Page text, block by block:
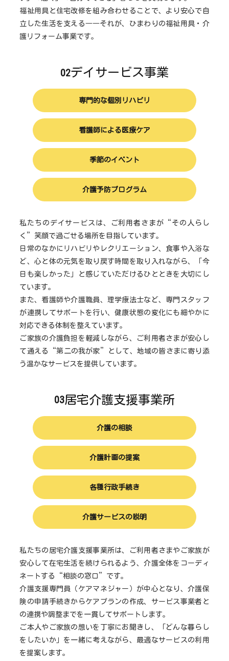
福祉用具と住宅改修を組み合わせることで、より安心で自
立した生活を支える――それが、ひまわりの福祉用具・介
護リフォーム事業です。
02デイサービス事業
専門的な個別リハビリ
看護師による医療ケア
季節のイベント
介護予防プログラム
私たちのデイサービスは、ご利用者さまが“その人らし
く”笑顔で過ごせる場所を目指しています。
日常のなかにリハビリやレクリエーション、食事や入浴な
ど、心と体の元気を取り戻す時間を取り入れながら、「今
日も楽しかった」と感じていただけるひとときを大切にし
ています。
また、看護師や介護職員、理学療法士など、専門スタッフ
が連携してサポートを行い、健康状態の変化にも細やかに
対応できる体制を整えています。
ご家族の介護負担を軽減しながら、ご利用者さまが安心し
て通える“第二の我が家”として、地域の皆さまに寄り添
う温かなサービスを提供しています。
03居宅介護支援事業所
介護の相談
介護計画の提案
各種行政手続き
介護サービスの説明
私たちの居宅介護支援事業所は、ご利用者さまやご家族が
安心して在宅生活を続けられるよう、介護全体をコーディ
ネートする“相談の窓口”です。
介護支援専門員（ケアマネジャー）が中心となり、介護保
険の申請手続きからケアプランの作成、サービス事業者と
の連携や調整までを一貫してサポートします。
ご本人やご家族の想いを丁寧にお聞きし、「どんな暮らし
をしたいか」を一緒に考えながら、最適なサービスの利用
を提案します。